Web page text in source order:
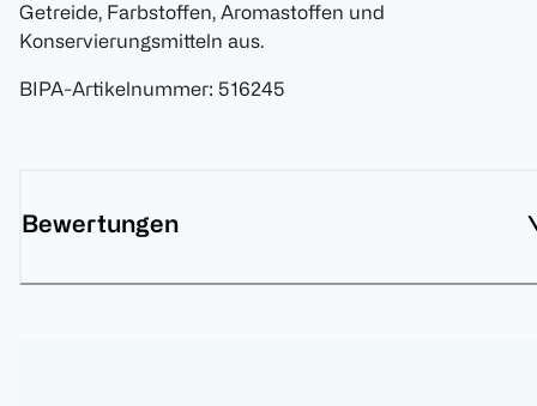
Getreide, Farbstoffen, Aromastoffen und
Konservierungsmitteln aus.
BIPA-Artikelnummer: 516245
Bewertungen